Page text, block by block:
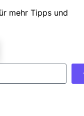
mehr Tipps und